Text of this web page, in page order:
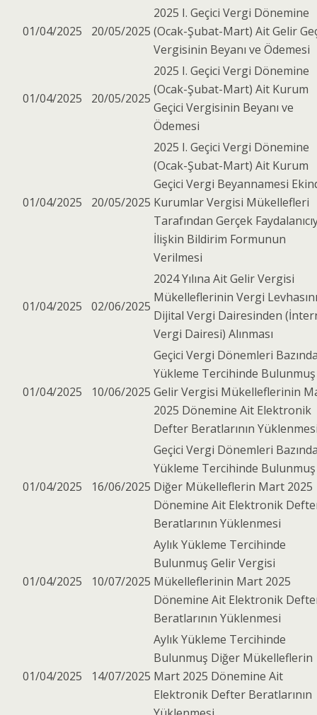
01/04/2025 20/05/2025
2025 I. Geçici Vergi Dönemine
(Ocak-Şubat-Mart) Ait Gelir
Vergisinin Beyanı ve Ödemesi
01/04/2025 20/05/2025
2025 I. Geçici Vergi Dönemine
(Ocak-Şubat-Mart) Ait Kurum
Geçici Vergisinin Beyanı ve
Ödemesi
01/04/2025 20/05/2025
2025 I. Geçici Vergi Dönemine
(Ocak-Şubat-Mart) Ait Kurum
Geçici Vergi Beyannamesi
Kurumlar Vergisi Mükellefleri
Tarafından Gerçek
İlişkin Bildirim Formunun
Verilmesi
01/04/2025 02/06/2025
2024 Yılına Ait Gelir Vergisi
Mükelleflerinin Vergi
Dijital Vergi Dairesinden
Vergi Dairesi) Alınması
01/04/2025 10/06/2025
Geçici Vergi Dönemleri
Yükleme Tercihinde Bulunmuş
Gelir Vergisi Mükelleflerinin
2025 Dönemine Ait Elektronik
Defter Beratlarının
01/04/2025 16/06/2025
Geçici Vergi Dönemleri
Yükleme Tercihinde Bulunmuş
Diğer Mükelleflerin Mart 2025
Dönemine Ait Elektronik
Beratlarının Yüklenmesi
01/04/2025 10/07/2025
Aylık Yükleme Tercihinde
Bulunmuş Gelir Vergisi
Mükelleflerinin Mart 2025
Dönemine Ait Elektronik
Beratlarının Yüklenmesi
01/04/2025 14/07/2025
Aylık Yükleme Tercihinde
Bulunmuş Diğer Mükelleflerin
Mart 2025 Dönemine Ait
Elektronik Defter Beratlarının